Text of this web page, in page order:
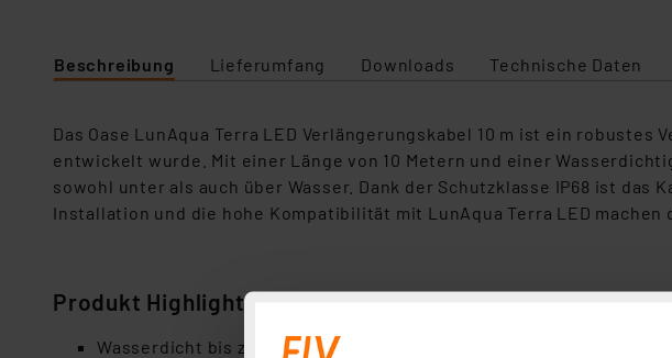
Beschreibung Lieferumfang Downloads Technische Daten
Das Oase LunAqua Terra LED Verlängerungskabel 10 m ist ein
entwickelt wurde. Mit einer Länge von 10 Metern und einer
sowohl unter als auch über Wasser. Dank der Schutzklasse IP68 ist
Installation und die hohe Kompatibilität mit LunAqua Terra LED
Produkt Highlights
Wasserdicht bis zu 4 Meter Tiefe